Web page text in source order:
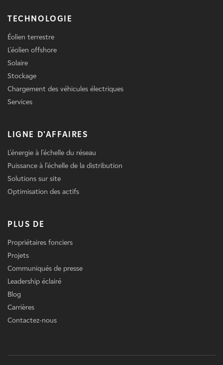
TECHNOLOGIE
Éolien terrestre
L'éolien offshore
Solaire
Stockage
Chargement des véhicules électriques
Services
LIGNE D'AFFAIRES
L'énergie à l'échelle du réseau
Puissance à l'échelle de la distribution
Solutions sur site
Optimisation des actifs
PLUS DE
Propriétaires fonciers
Projets
Communiqués de presse
Leadership éclairé
Blog
Carrières
Contactez-nous